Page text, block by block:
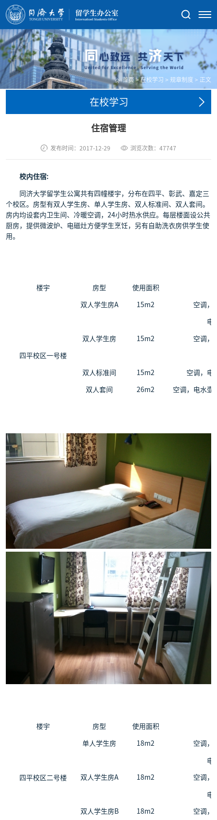
首页 >在校学习 >规章制度 > 正文
在校学习
住宿管理
发布时间：2017-12-29 浏览次数：47747
校内住宿:
同济大学留学生公寓共有四幢楼宇，分布在四平、彰武、嘉定三
个校区。房型有双人学生房、单人学生房、双人标准间、双人套间。
房内均设套内卫生间、冷暖空调，24小时热水供应。每层楼面设公共
厨房，提供微波炉、电磁灶方便学生烹饪，另有自助洗衣房供学生使
用。
楼宇 房型 使用面积
四平校区一号楼
双人学生房A 15m2 空调，
电
双人学生房 15m2 空调，
双人标准间 15m2 空调，电
双人套间 26m2 空调，电水壶
楼宇 房型 使用面积
四平校区二号楼
单人学生房 18m2 空调，
电
双人学生房A 18m2 空调，
电
双人学生房B 18m2 空调，